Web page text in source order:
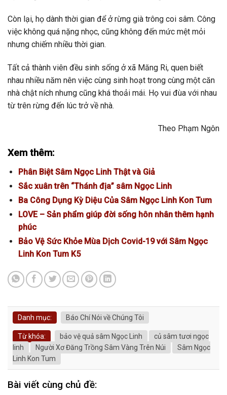
Còn lại, họ dành thời gian để ở rừng già trông coi sâm. Công
việc không quá nặng nhọc, cũng không đến mức mệt mỏi
nhưng chiếm nhiều thời gian.
Tất cả thành viên đều sinh sống ở xã Măng Ri, quen biết
nhau nhiều năm nên việc cùng sinh hoạt trong cùng một căn
nhà chật ních nhưng cũng khá thoải mái. Họ vui đùa với nhau
từ trên rừng đến lúc trở về nhà.
Theo Phạm Ngôn
Xem thêm:
Phân Biệt Sâm Ngọc Linh Thật và Giả
Sắc xuân trên “Thánh địa” sâm Ngọc Linh
Ba Công Dụng Kỳ Diệu Của Sâm Ngọc Linh Kon Tum
LOVE – Sản phẩm giúp đời sống hôn nhân thêm hạnh
phúc
Bảo Vệ Sức Khỏe Mùa Dịch Covid-19 với Sâm Ngọc
Linh Kon Tum K5
Danh mục: Báo Chí Nói về Chúng Tôi
Từ khóa: bảo vệ quả sâm Ngọc Linh
củ sâm tươi ngọc
linh
Người Xơ Đăng Trồng Sâm Vàng Trên Núi
Sâm Ngọc
Linh Kon Tum
Bài viết cùng chủ đề: